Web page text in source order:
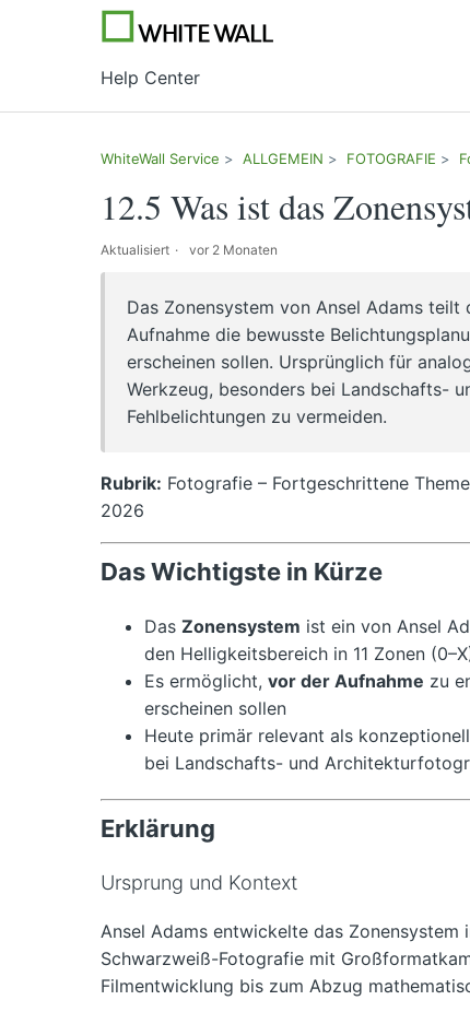
Help Center
WhiteWall Service ALLGEMEIN FOTOGRAFIE
12.5 Was ist das
Aktualisiert vor 2 Monaten
Das Zonensystem von Ansel Adams
Aufnahme die bewusste
erscheinen sollen. Ursprünglich für
Werkzeug, besonders bei Landschafts-
Fehlbelichtungen zu vermeiden.
Rubrik: Fotografie – Fortgeschrittene
2026
Das Wichtigste in Kürze
Das Zonensystem ist ein von Ansel
den Helligkeitsbereich in 11 Zonen
Es ermöglicht, vor der Aufnahme zu
erscheinen sollen
Heute primär relevant als
bei Landschafts- und
Erklärung
Ursprung und Kontext
Ansel Adams entwickelte das
Schwarzweiß-Fotografie mit
Filmentwicklung bis zum Abzug